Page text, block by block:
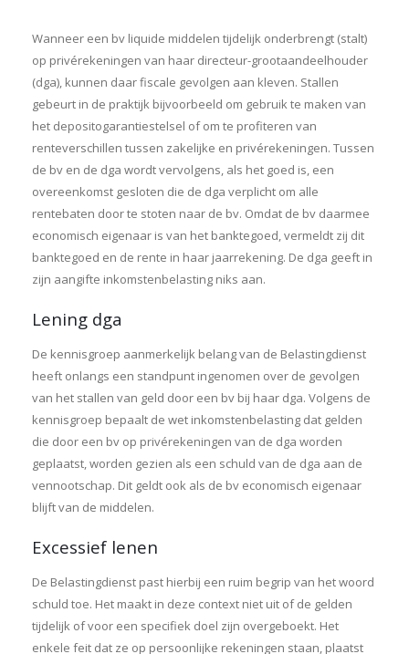
Wanneer een bv liquide middelen tijdelijk onderbrengt (stalt)
op privérekeningen van haar directeur-grootaandeelhouder
(dga), kunnen daar fiscale gevolgen aan kleven. Stallen
gebeurt in de praktijk bijvoorbeeld om gebruik te maken van
het depositogarantiestelsel of om te profiteren van
renteverschillen tussen zakelijke en privérekeningen. Tussen
de bv en de dga wordt vervolgens, als het goed is, een
overeenkomst gesloten die de dga verplicht om alle
rentebaten door te stoten naar de bv. Omdat de bv daarmee
economisch eigenaar is van het banktegoed, vermeldt zij dit
banktegoed en de rente in haar jaarrekening. De dga geeft in
zijn aangifte inkomstenbelasting niks aan.
Lening dga
De kennisgroep aanmerkelijk belang van de Belastingdienst
heeft onlangs een standpunt ingenomen over de gevolgen
van het stallen van geld door een bv bij haar dga. Volgens de
kennisgroep bepaalt de wet inkomstenbelasting dat gelden
die door een bv op privérekeningen van de dga worden
geplaatst, worden gezien als een schuld van de dga aan de
vennootschap. Dit geldt ook als de bv economisch eigenaar
blijft van de middelen.
Excessief lenen
De Belastingdienst past hierbij een ruim begrip van het woord
schuld toe. Het maakt in deze context niet uit of de gelden
tijdelijk of voor een specifiek doel zijn overgeboekt. Het
enkele feit dat ze op persoonlijke rekeningen staan, plaatst